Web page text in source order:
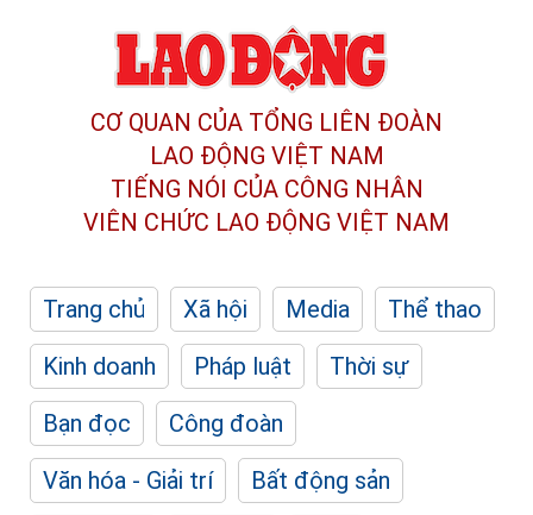
CƠ QUAN CỦA TỔNG LIÊN ĐOÀN
LAO ĐỘNG VIỆT NAM
TIẾNG NÓI CỦA CÔNG NHÂN
VIÊN CHỨC LAO ĐỘNG VIỆT NAM
Trang chủ Xã hội Media
Thể thao
Kinh doanh
Pháp luật
Thời sự
Bạn đọc
Công đoàn
Văn hóa - Giải trí
Bất động sản